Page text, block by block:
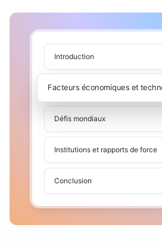
Introduction
Défis mondiaux
Institutions et rapports de force
Facteurs économiques et
Conclusion